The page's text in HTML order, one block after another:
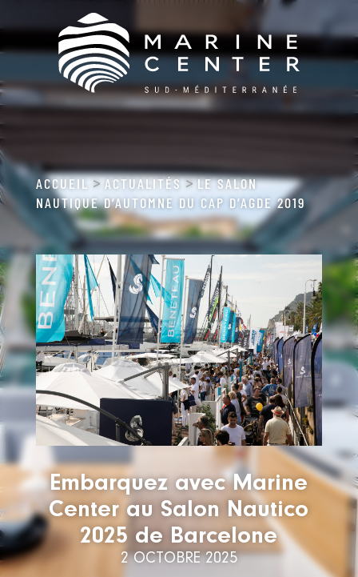
ACCUEIL > ACTUALITÉS > LE SALON
NAUTIQUE D’AUTOMNE DU CAP D’AGDE 2019
Embarquez avec Marine
Center au Salon Nautico
2025 de Barcelone
2 OCTOBRE 2025